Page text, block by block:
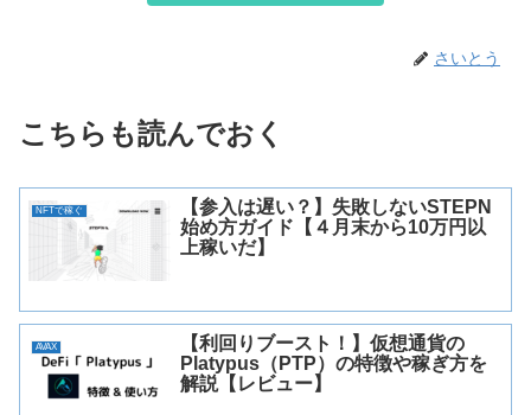
さいとう
こちらも読んでおく
NFTで稼ぐ
【参入は遅い？】失敗しないSTEPN
始め方ガイド【４月末から10万円以
上稼いだ】
AVAX
【利回りブースト！】仮想通貨の
Platypus（PTP）の特徴や稼ぎ方を
解説【レビュー】